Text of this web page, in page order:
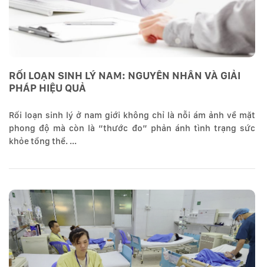
RỐI LOẠN SINH LÝ NAM: NGUYÊN NHÂN VÀ GIẢI
PHÁP HIỆU QUẢ
Rối loạn sinh lý ở nam giới không chỉ là nỗi ám ảnh về mặt
phong độ mà còn là “thước đo” phản ánh tình trạng sức
khỏe tổng thể. ...